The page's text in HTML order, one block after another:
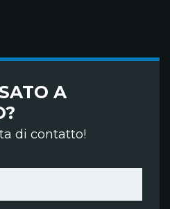
A
di contatto!